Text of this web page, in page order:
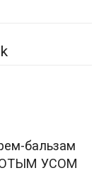
бальзам
УСОМ